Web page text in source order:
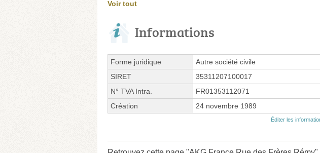
Voir tout
Informations
Forme juridique
Autre société civile
SIRET
35311207100017
N° TVA Intra.
FR01353112071
Création
24 novembre 1989
Éditer les